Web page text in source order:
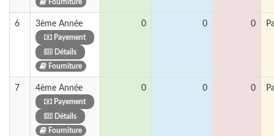
Fourniture
6 3ème Année
Payement
Détails
Fourniture
0 0 0
7 4ème Année
Payement
Détails
Fourniture
0 0 0